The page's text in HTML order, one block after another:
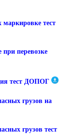
маркировке тест
при перевозке
тест ДОПОГ
грузов на
грузов тест